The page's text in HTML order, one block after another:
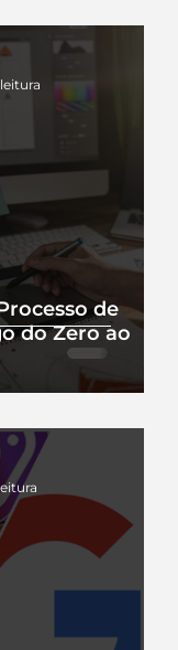
de
do Zero ao